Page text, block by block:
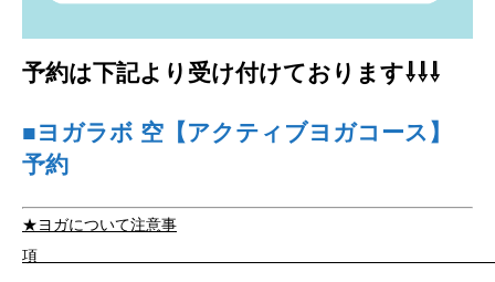
予約は下記より受け付けております⇩⇩⇩
■ヨガラボ 空【アクティブヨガコース】
予約
★ヨガについて注意事